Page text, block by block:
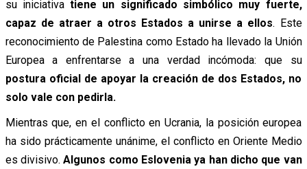
su iniciativatiene un significado simbólico muy fuerte,
capaz de atraer a otros Estados a unirse a ellos. Este
reconocimiento de Palestina como Estado ha llevado la Unión
Europea a enfrentarse a una verdad incómoda: que su
postura oficial de apoyar la creación de dos Estados, no
solo vale con pedirla.
Mientras que, en el conflicto en Ucrania, la posición europea
ha sido prácticamente unánime, el conflicto en Oriente Medio
es divisivo.Algunos como Eslovenia ya han dicho que van